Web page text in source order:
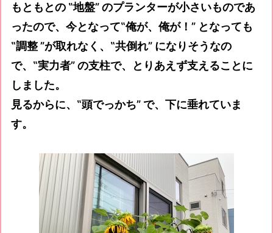
もともとの ‟地盤” のプランターが小さいものであ
ったので、今となって‟俺が、俺が！” となっても
‟調整 ”が取れなく、‟共倒れ” になりそうなの
で、‟実力者” の支柱で、とりあえず支えることに
しました。
見るからに、‟頭でっかち” で、下に垂れていま
す。